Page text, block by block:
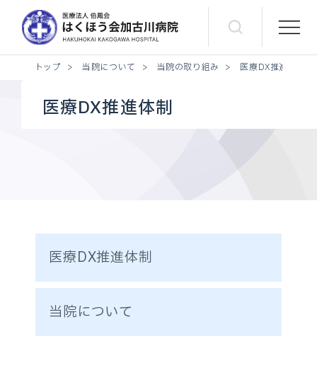
トップ > 当院について > 当院の取り組み > 医療DX推進体制
医療DX推進体制
医療DX推進体制
当院について